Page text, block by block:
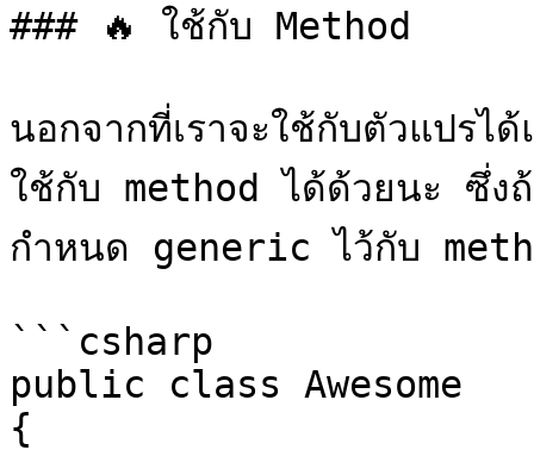
### 🔥 ใช้กับ Method
นอกจากที่เราจะใช้กับตัวแปรไ
ใช้กับ method ได้ด้วยนะ ซึ่งถ้
กำหนด generic ไว้กับ
```csharp
public class Awesome
{